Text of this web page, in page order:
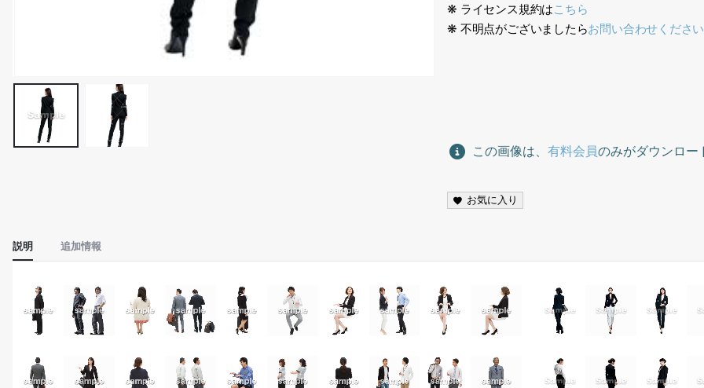
❋ ライセンス規約はこちら
❋ 不明点がございましたらお問い合わせください
この画像は、有料会員のみがダウンロー
お気に入り
説明 追加情報